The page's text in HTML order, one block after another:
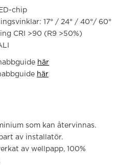
chip
17° / 24° / 40°/ 60°
CRI >90 (R9 >50%)
här
här
som kan återvinnas.
av installatör.
av wellpapp, 100%